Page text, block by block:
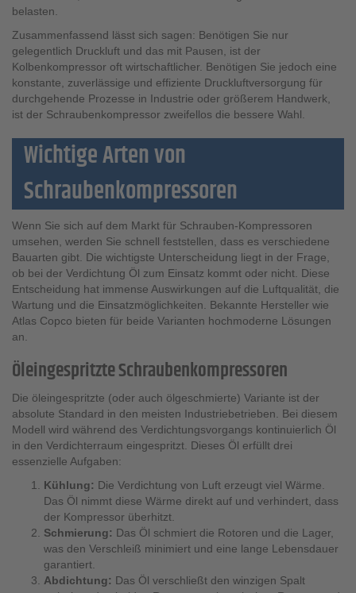
belasten.
Zusammenfassend lässt sich sagen: Benötigen Sie nur
gelegentlich Druckluft und das mit Pausen, ist der
Kolbenkompressor oft wirtschaftlicher. Benötigen Sie jedoch eine
konstante, zuverlässige und effiziente Druckluftversorgung für
durchgehende Prozesse in Industrie oder größerem Handwerk,
ist der Schraubenkompressor zweifellos die bessere Wahl.
Wichtige Arten von
Schraubenkompressoren
Wenn Sie sich auf dem Markt für Schrauben-Kompressoren
umsehen, werden Sie schnell feststellen, dass es verschiedene
Bauarten gibt. Die wichtigste Unterscheidung liegt in der Frage,
ob bei der Verdichtung Öl zum Einsatz kommt oder nicht. Diese
Entscheidung hat immense Auswirkungen auf die Luftqualität, die
Wartung und die Einsatzmöglichkeiten. Bekannte Hersteller wie
Atlas Copco bieten für beide Varianten hochmoderne Lösungen
an.
Öleingespritzte Schraubenkompressoren
Die öleingespritzte (oder auch ölgeschmierte) Variante ist der
absolute Standard in den meisten Industriebetrieben. Bei diesem
Modell wird während des Verdichtungsvorgangs kontinuierlich Öl
in den Verdichterraum eingespritzt. Dieses Öl erfüllt drei
essenzielle Aufgaben:
Kühlung: Die Verdichtung von Luft erzeugt viel Wärme.
Das Öl nimmt diese Wärme direkt auf und verhindert, dass
der Kompressor überhitzt.
Schmierung: Das Öl schmiert die Rotoren und die Lager,
was den Verschleiß minimiert und eine lange Lebensdauer
garantiert.
Abdichtung: Das Öl verschließt den winzigen Spalt